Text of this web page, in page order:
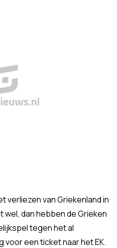
verliezen van Griekenland in
wel, dan hebben de Grieken
tegen het al
een ticket naar het EK.